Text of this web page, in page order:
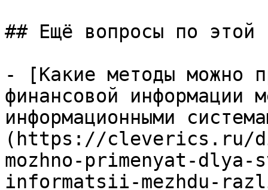
## Ещё вопросы по этой
- [Какие методы можно
финансовой информации
информационными
(https://cleverics.ru/
mozhno-primenyat-
informatsii-mezhdu-